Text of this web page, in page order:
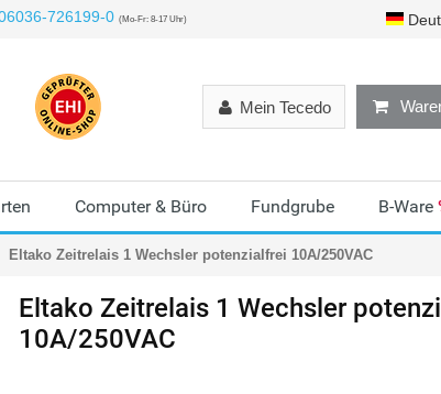
726199-0 (Mo-Fr: 8-17 Uhr)
Mein Tecedo
Computer & Büro Fundgrube B-Ware
Eltako Zeitrelais 1 Wechsler potenzialfrei 10A/250VAC
Eltako Zeitrelais 1 Wechsler
10A/250VAC